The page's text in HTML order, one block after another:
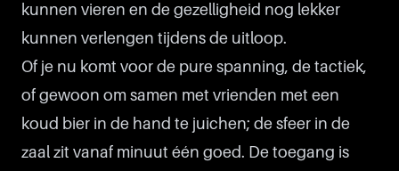
kunnen vieren en de gezelligheid nog lekker
kunnen verlengen tijdens de uitloop.
Of je nu komt voor de pure spanning, de tactiek,
of gewoon om samen met vrienden met een
koud bier in de hand te juichen; de sfeer in de
zaal zit vanaf minuut één goed. De toegang is